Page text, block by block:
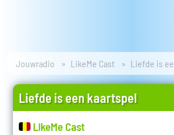
Jouwradio LikeMe Cast Liefde is
Liefde is een kaartspel
LikeMe Cast